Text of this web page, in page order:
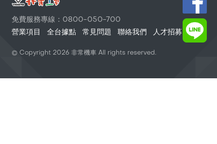
免費服務專線：0800-050-700
營業項目
全台據點 常見問題 聯絡我們 人才招募
© Copyright 2026 非常機車 All rights reserved.